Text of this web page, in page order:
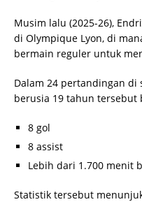
Musim lalu (2025-26),
di Olympique Lyon, di
bermain reguler untuk
Dalam 24 pertandingan di
berusia 19 tahun tersebut
8 gol
8 assist
Lebih dari 1.700 menit
Statistik tersebut